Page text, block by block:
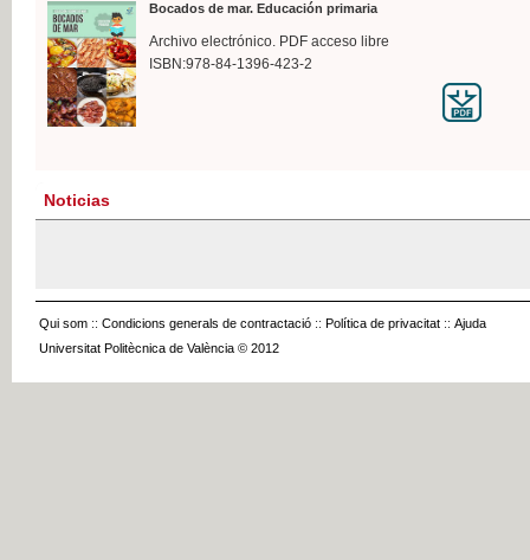
Bocados de mar. Educación primaria
Archivo electrónico. PDF acceso libre
ISBN:978-84-1396-423-2
Noticias
Qui som :: Condicions generals de contractació :: Política de privacitat :: Ajuda
Universitat Politècnica de València © 2012